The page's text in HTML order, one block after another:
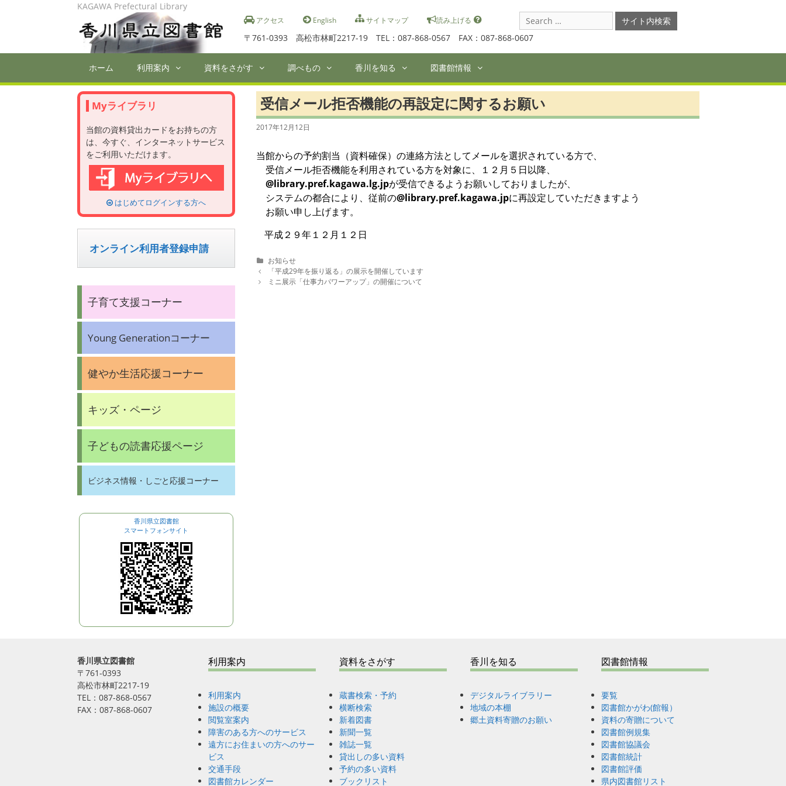
アクセス English サイトマップ 読み上げる
〒761-0393 高松市林町2217-19 TEL：087-868-0567 FAX：087-868-0607
KAGAWA Prefectural Library
Search
for:
ホーム 利用案内 資料をさがす 調べもの 香川を知る 図書館情報
受信メール拒否機能の再設定に関するお願い
2017年12月12日
当館からの予約割当（資料確保）の連絡方法としてメールを選択されている方で、
受信メール拒否機能を利用されている方を対象に、１２月５日以降、
@library.pref.kagawa.lg.jpが受信できるようお願いしておりましたが、
システムの都合により、従前の@library.pref.kagawa.jpに再設定していただきますよう
お願い申し上げます。
平成２９年１２月１２日
C
t
お知らせ
P
o
「平成29年を振り返る」の展示を開催しています
ミニ展示「仕事力パワーアップ」の開催について
Myライブラリ
当館の資料貸出カードをお持ちの方
は、今すぐ、インターネットサービス
をご利用いただけます。
はじめてログインする方へ
オンライン利用者登録申請
子育て支援コーナー
Young Generationコーナー
健やか生活応援コーナー
キッズ・ページ
子どもの読書応援ページ
ビジネス情報・しごと応援コーナー
香川県立図書館
スマートフォンサイト
香川県立図書館
〒761-0393
高松市林町2217-19
TEL：087-868-0567
FAX：087-868-0607
利用案内
利用案内
施設の概要
閲覧室案内
障害のある方へのサービス
遠方にお住まいの方へのサー
ビス
交通手段
図書館カレンダー
資料をさがす
蔵書検索・予約
横断検索
新着図書
新聞一覧
雑誌一覧
貸出しの多い資料
予約の多い資料
ブックリスト
香川を知る
デジタルライブラリー
地域の本棚
郷土資料寄贈のお願い
図書館情報
要覧
図書館かがわ(館報）
資料の寄贈について
図書館例規集
図書館協議会
図書館統計
図書館評価
県内図書館リスト